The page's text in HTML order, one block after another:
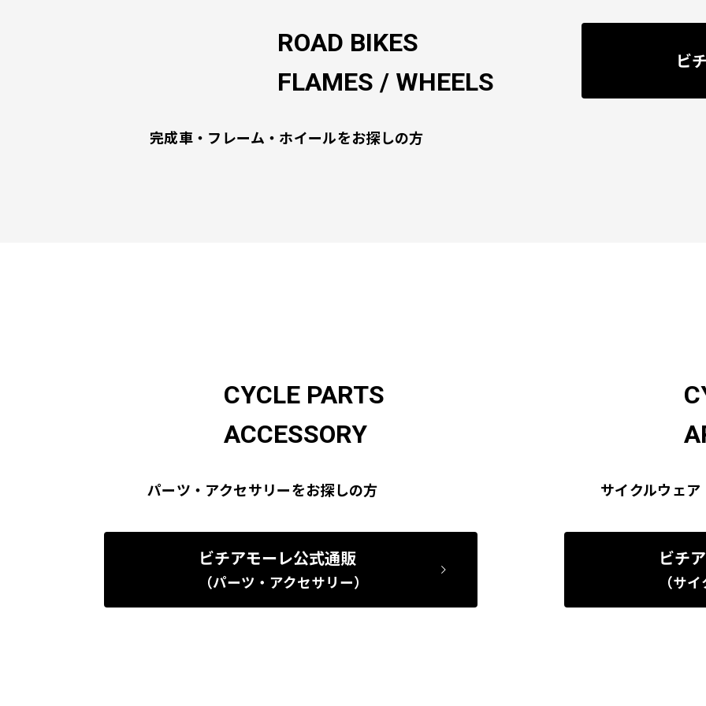
ROAD BIKES
FLAMES / WHEELS
完成車・フレーム・ホイールをお探しの方
ビ
CYCLE PARTS
ACCESSORY
パーツ・アクセサリーをお探しの方
ビチアモーレ公式通販
（パーツ・アクセサリー）
サイクルウェ
ビチ
（サ